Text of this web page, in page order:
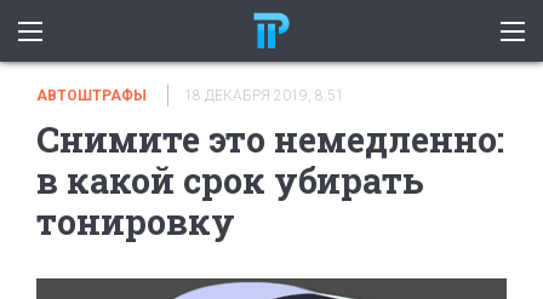
АВТОШТРАФЫ 18 ДЕКАБРЯ 2019, 8:51
Снимите это немедленно:
в какой срок убирать
тонировку